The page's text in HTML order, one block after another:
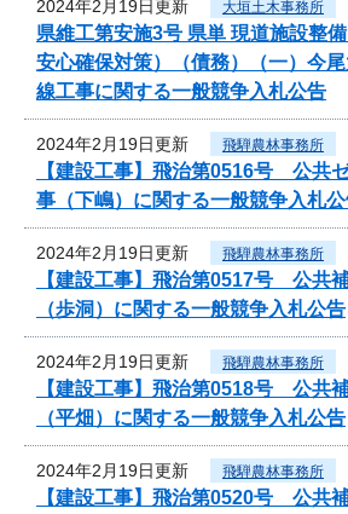
2024年2月19日更新 大垣土木事務所
県維工第安施3号 県単 現道施設整
安心確保対策）（債務）（一）
線工事に関する一般競争入札公告
2024年2月19日更新 飛騨農林事務所
【建設工事】飛治第0516号 公共
事（下嶋）に関する一般競争入札
2024年2月19日更新 飛騨農林事務所
【建設工事】飛治第0517号 公共
（歩洞）に関する一般競争入札公告
2024年2月19日更新 飛騨農林事務所
【建設工事】飛治第0518号 公共
（平畑）に関する一般競争入札公告
2024年2月19日更新 飛騨農林事務所
【建設工事】飛治第0520号 公共